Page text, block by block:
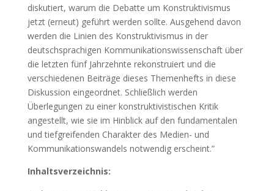
diskutiert, warum die Debatte um Konstruktivismus
jetzt (erneut) geführt werden sollte. Ausgehend davon
werden die Linien des Konstruktivismus in der
deutschsprachigen Kommunikationswissenschaft über
die letzten fünf Jahrzehnte rekonstruiert und die
verschiedenen Beiträge dieses Themenhefts in diese
Diskussion eingeordnet. Schließlich werden
Überlegungen zu einer konstruktivistischen Kritik
angestellt, wie sie im Hinblick auf den fundamentalen
und tiefgreifenden Charakter des Medien- und
Kommunikationswandels notwendig erscheint.”
Inhaltsverzeichnis: